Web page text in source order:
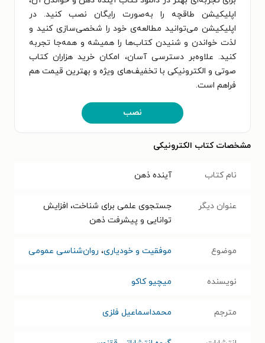
اپلیکیشن طاقچه را به‌صورت رایگان نصب کنید. در
اپلیکیشن می‌توانید مطالعه‌ی خود را شخصی‌سازی کنید و
لذت خواندن و شنیدن کتاب‌ها را همیشه و همه‌جا تجربه
کنید. علاوه‌بر دسترسی آسان، امکان خرید هزاران کتاب
صوتی و الکترونیکی با تخفیف‌های ویژه و بهترین قیمت هم
فراهم است.
نصب
مشخصات کتاب الکترونیکی
نام کتاب آینده ذهن
عنوان دیگر
جستجوی علمی برای شناخت، افزایش
توانایی و پیشرفت ذهن
موضوع موفقیت و خودیاری، روان‌شناسی عمومی
نویسنده میچیو کاکو
مترجم محمداسماعیل فلزی